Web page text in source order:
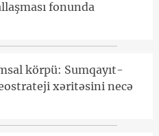
fonunda
körpü: Sumqayıt-
xəritəsini necə